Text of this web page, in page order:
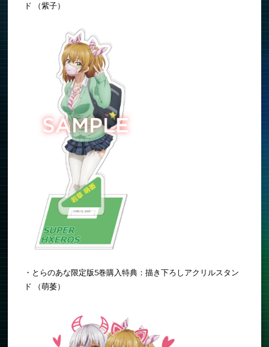
ド （紫子）
・とらのあな限定版5巻購入特典：描き下ろしアクリルスタン
ド （萌萎）